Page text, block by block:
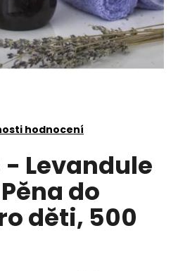
hodnocení
- Levandule
do
děti, 500